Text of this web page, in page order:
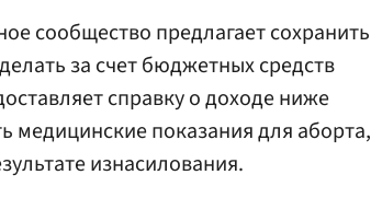
сообщество предлагает сохранить
за счет бюджетных средств
справку о доходе ниже
медицинские показания для аборта,
изнасилования.